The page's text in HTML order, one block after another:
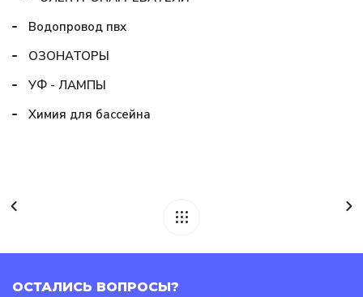
Водопровод пвх
ОЗОНАТОРЫ
УФ - ЛАМПЫ
Химия для бассейна
ОСТАЛИСЬ ВОПРОСЫ?